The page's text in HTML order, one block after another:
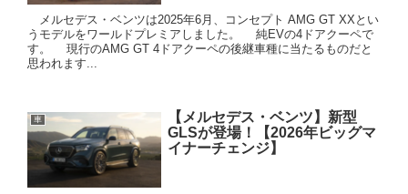
メルセデス・ベンツは2025年6月、コンセプト AMG GT XXとい
うモデルをワールドプレミアしました。 純EVの4ドアクーペで
す。 現行のAMG GT 4ドアクーペの後継車種に当たるものだと
思われます...
車
【メルセデス・ベンツ】新型
GLSが登場！【2026年ビッグマ
イナーチェンジ】